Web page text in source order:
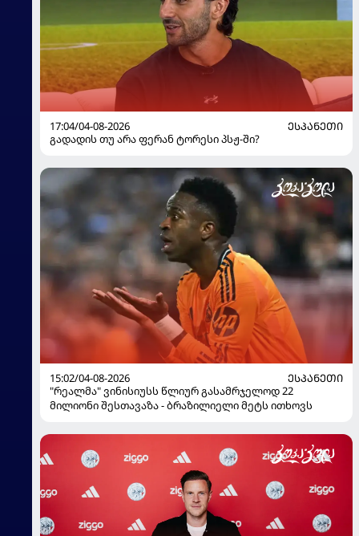
17:04/04-08-2026
ᲔᲡᲞᲐᲜᲔᲗᲘ
გადადის თუ არა ფერან ტორესი პსჟ-ში?
15:02/04-08-2026
ᲔᲡᲞᲐᲜᲔᲗᲘ
"რეალმა" ვინისიუსს წლიურ გასამრჯელოდ 22
მილიონი შესთავაზა - ბრაზილიელი მეტს ითხოვს